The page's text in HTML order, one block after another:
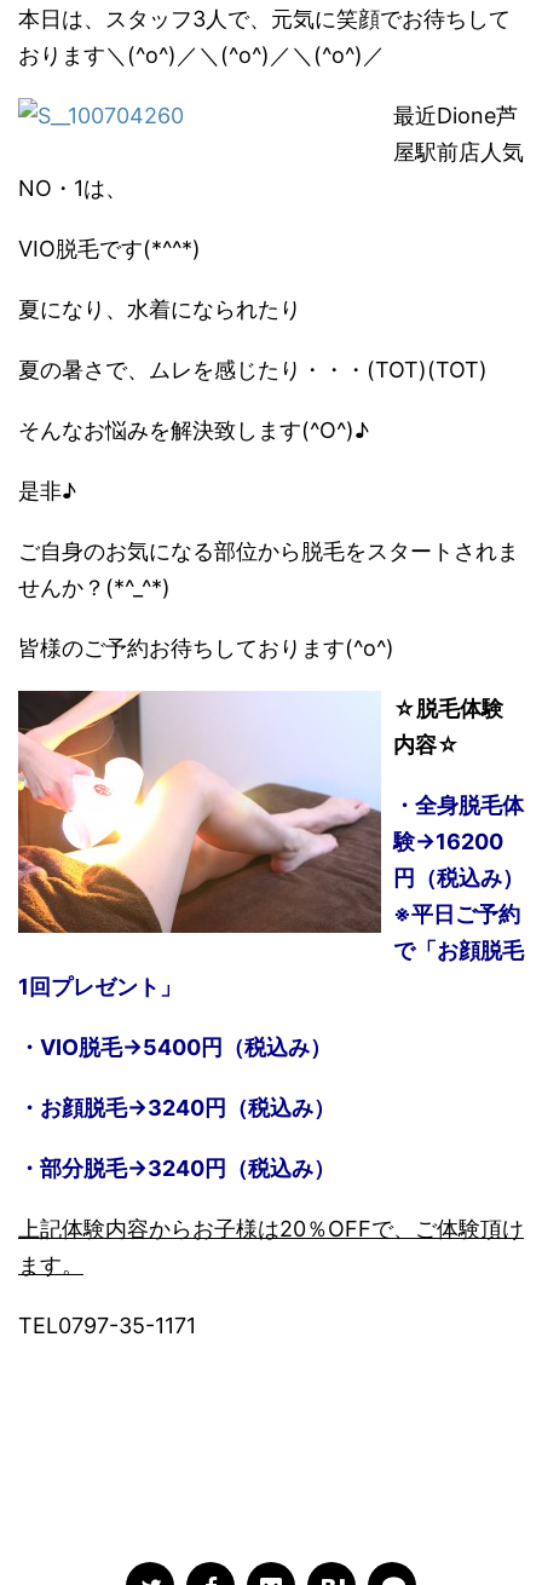
本日は、スタッフ3人で、元気に笑顔でお待ちして
おります＼(^o^)／＼(^o^)／＼(^o^)／
最近Dione芦
屋駅前店人気
NO・1は、
VIO脱毛です(*^^*)
夏になり、水着になられたり
夏の暑さで、ムレを感じたり・・・(TOT)(TOT)
そんなお悩みを解決致します(^O^)♪
是非♪
ご自身のお気になる部位から脱毛をスタートされま
せんか？(*^_^*)
皆様のご予約お待ちしております(^o^)
☆脱毛体験
内容☆
・全身脱毛体
験→16200
円（税込み）
※平日ご予約
で「お顔脱毛
1回プレゼント」
・VIO脱毛→5400円（税込み）
・お顔脱毛→3240円（税込み）
・部分脱毛→3240円（税込み）
上記体験内容からお子様は20％OFFで、ご体験頂け
ます。
TEL0797-35-1171